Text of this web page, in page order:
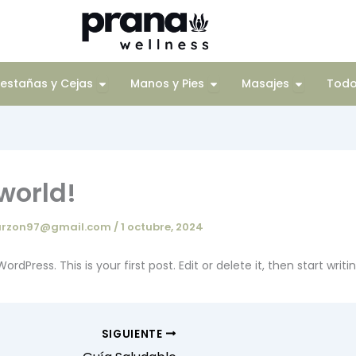
y Cejas Open Pestañas y Cejas
Manos y Pies Open Manos y Pies
Masajes Open
/1 octubre, 2024
This is your first post. Edit or delete it, then start
SIGUIENTE